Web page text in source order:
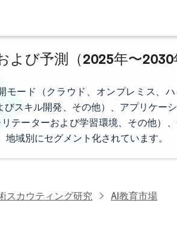
び予測（2025年〜2030
ード（クラウド、オンプレミス、
スキル開発、その他）、アプリケー
テーターおよび学習環境、その他）
域別にセグメント化されています。
スカウティング研究 AI教育市場